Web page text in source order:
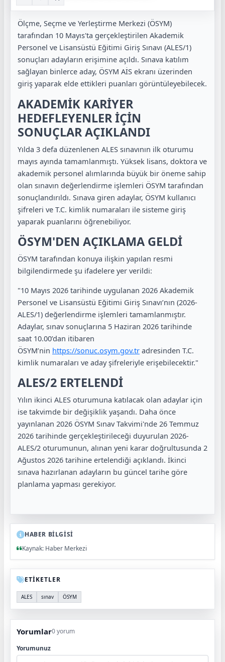
Ölçme, Seçme ve Yerleştirme Merkezi (ÖSYM)
tarafından 10 Mayıs'ta gerçekleştirilen Akademik
Personel ve Lisansüstü Eğitimi Giriş Sınavı (ALES/1)
sonuçları adayların erişimine açıldı. Sınava katılım
sağlayan binlerce aday, ÖSYM AİS ekranı üzerinden
giriş yaparak elde ettikleri puanları görüntüleyebilecek.
AKADEMİK KARİYER
HEDEFLEYENLER İÇİN
SONUÇLAR AÇIKLANDI
Yılda 3 defa düzenlenen ALES sınavının ilk oturumu
mayıs ayında tamamlanmıştı. Yüksek lisans, doktora ve
akademik personel alımlarında büyük bir öneme sahip
olan sınavın değerlendirme işlemleri ÖSYM tarafından
sonuçlandırıldı. Sınava giren adaylar, ÖSYM kullanıcı
şifreleri ve T.C. kimlik numaraları ile sisteme giriş
yaparak puanlarını öğrenebiliyor.
ÖSYM'DEN AÇIKLAMA GELDİ
ÖSYM tarafından konuya ilişkin yapılan resmi
bilgilendirmede şu ifadelere yer verildi:
"10 Mayıs 2026 tarihinde uygulanan 2026 Akademik
Personel ve Lisansüstü Eğitimi Giriş Sınavı’nın (2026-
ALES/1) değerlendirme işlemleri tamamlanmıştır.
Adaylar, sınav sonuçlarına 5 Haziran 2026 tarihinde
saat 10.00’dan itibaren
ÖSYM’nin https://sonuc.osym.gov.tr adresinden T.C.
kimlik numaraları ve aday şifreleriyle erişebilecektir."
ALES/2 ERTELENDİ
Yılın ikinci ALES oturumuna katılacak olan adaylar için
ise takvimde bir değişiklik yaşandı. Daha önce
yayınlanan 2026 ÖSYM Sınav Takvimi'nde 26 Temmuz
2026 tarihinde gerçekleştirileceği duyurulan 2026-
ALES/2 oturumunun, alınan yeni karar doğrultusunda 2
Ağustos 2026 tarihine ertelendiği açıklandı. İkinci
sınava hazırlanan adayların bu güncel tarihe göre
planlama yapması gerekiyor.
HABER BİLGİSİ
Kaynak: Haber Merkezi
ETİKETLER
ALES sınav ÖSYM
Yorumlar0 yorum
Yorumunuz